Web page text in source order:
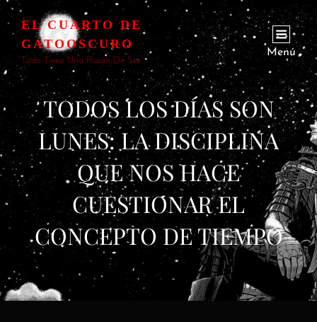
EL CUARTO DE
GATOOSCURO
Todo Tiene Una Razón De Ser
Menú
TODOS LOS DÍAS SON
LUNES: LA DISCIPLINA
QUE NOS HACE
CUESTIONAR EL
CONCEPTO DE TIEMPO